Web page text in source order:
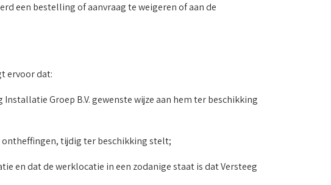
een bestelling of aanvraag te weigeren of aan de
ervoor dat:
Groep B.V. gewenste wijze aan hem ter beschikking
ontheffingen, tijdig ter beschikking stelt;
en dat de werklocatie in een zodanige staat is dat Versteeg